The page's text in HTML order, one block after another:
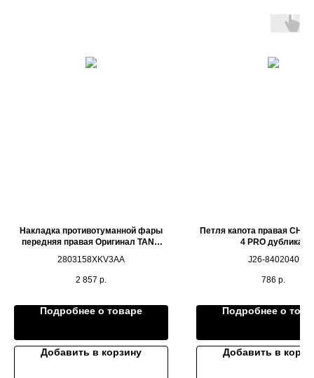
Накладка противотуманной фары
передняя правая Оригинал TANK
2803158XKV3AA
2 857 р.
Подробнее о товаре
Добавить в корзину
Петля капота правая
4 PRO дубликат
J26-8402040
786 р.
Подробнее о
Добавить в